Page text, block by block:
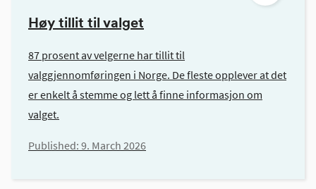
Høy tillit til valget
87 prosent av velgerne har tillit til
valggjennomføringen i Norge. De fleste opplever at det
er enkelt å stemme og lett å finne informasjon om
valget.
Published: 9. March 2026